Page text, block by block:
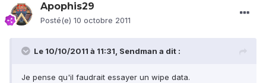
Apophis29
Posté(e) 10 octobre 2011
Le 10/10/2011 à 11:31, Sendman a dit :
Je pense qu'il faudrait essayer un wipe data.